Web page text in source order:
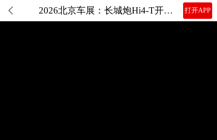
2026北京车展：长城炮Hi4-T开启预售 16.98万起 打开APP